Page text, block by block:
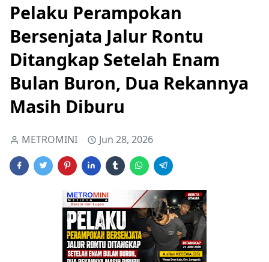
Pelaku Perampokan
Bersenjata Jalur Rontu
Ditangkap Setelah Enam
Bulan Buron, Dua Rekannya
Masih Diburu
METROMINI Jun 28, 2026